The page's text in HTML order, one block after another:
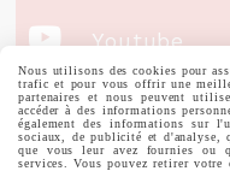
 Youtube
Votre Email
Nous utilisons des cookies pour
trafic et pour vous offrir une
partenaires et nous peuvent
accéder à des informations
également des informations sur
sociaux, de publicité et d'analyse,
que vous leur avez fournies ou
services. Vous pouvez retirer